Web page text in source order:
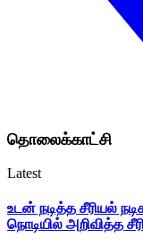
தொலைக்காட்சி
Latest
உடன் நடித்த சீரியல்
நொடியில் அறிவித்த